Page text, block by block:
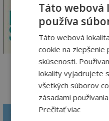
21,10
20,05
Táto webová
používa
Táto webová
cookie na zlepšenie
skúsenosti.
lokality vyjadrujete
všetkých súborov
zásadami
Prečítať viac